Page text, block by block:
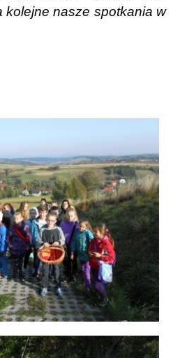
kolejne nasze spotkania w